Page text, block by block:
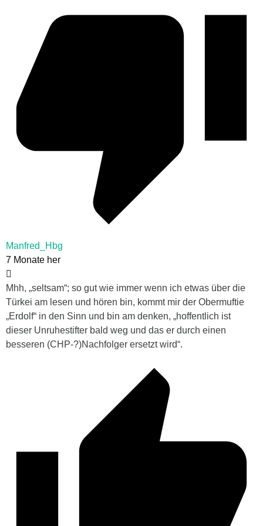
Manfred_Hbg
7 Monate her
Mhh, „seltsam“; so gut wie immer wenn ich etwas über die
Türkei am lesen und hören bin, kommt mir der Obermuftie
„Erdolf“ in den Sinn und bin am denken, „hoffentlich ist
dieser Unruhestifter bald weg und das er durch einen
besseren (CHP-?)Nachfolger ersetzt wird“.